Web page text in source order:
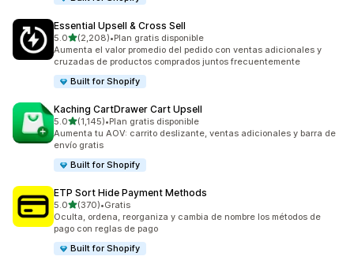
Essential Upsell & Cross Sell
5.0de 5 estrellas
(2,208)
2208 reseñas en total
•Plan gratis disponible
Aumenta el valor promedio del pedido con ventas adicionales y
cruzadas de productos comprados juntos frecuentemente
Built for Shopify
Kaching CartDrawer Cart Upsell
5.0de 5 estrellas
(1,145)
1145 reseñas en total
•Plan gratis disponible
Aumenta tu AOV: carrito deslizante, ventas adicionales y barra de
envío gratis
Built for Shopify
ETP Sort Hide Payment Methods
5.0de 5 estrellas
(370)
370 reseñas en total
•Gratis
Oculta, ordena, reorganiza y cambia de nombre los métodos de
pago con reglas de pago
Built for Shopify